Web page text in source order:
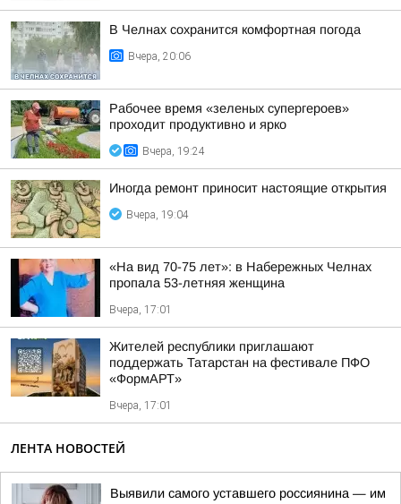
В Челнах сохранится комфортная погода
Вчера, 20:06
Рабочее время «зеленых супергероев»
проходит продуктивно и ярко
Вчера, 19:24
Иногда ремонт приносит настоящие открытия
Вчера, 19:04
«На вид 70-75 лет»: в Набережных Челнах
пропала 53-летняя женщина
Вчера, 17:01
Жителей республики приглашают
поддержать Татарстан на фестивале ПФО
«ФормАРТ»
Вчера, 17:01
ЛЕНТА НОВОСТЕЙ
Выявили самого уставшего россиянина — им